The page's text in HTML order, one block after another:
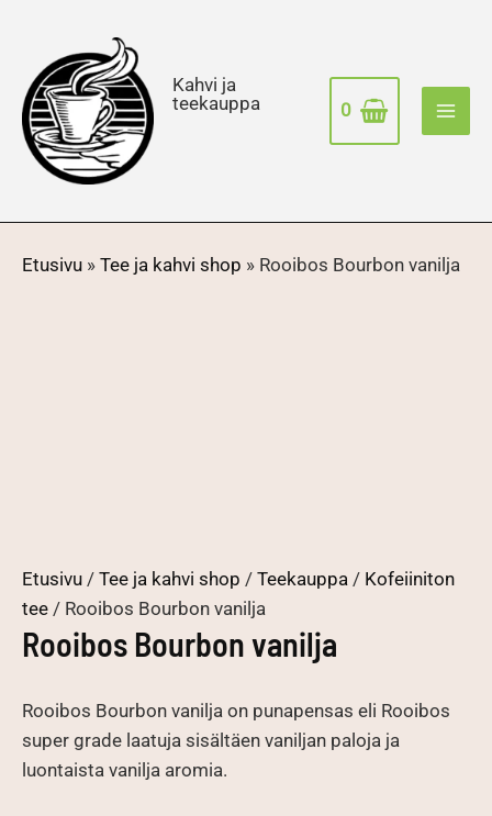
Kahvi ja
teekauppa
0
Etusivu » Tee ja kahvi shop » Rooibos Bourbon vanilja
Etusivu / Tee ja kahvi shop / Teekauppa / Kofeiiniton
tee / Rooibos Bourbon vanilja
Rooibos Bourbon vanilja
Rooibos Bourbon vanilja on punapensas eli Rooibos
super grade laatuja sisältäen vaniljan paloja ja
luontaista vanilja aromia.